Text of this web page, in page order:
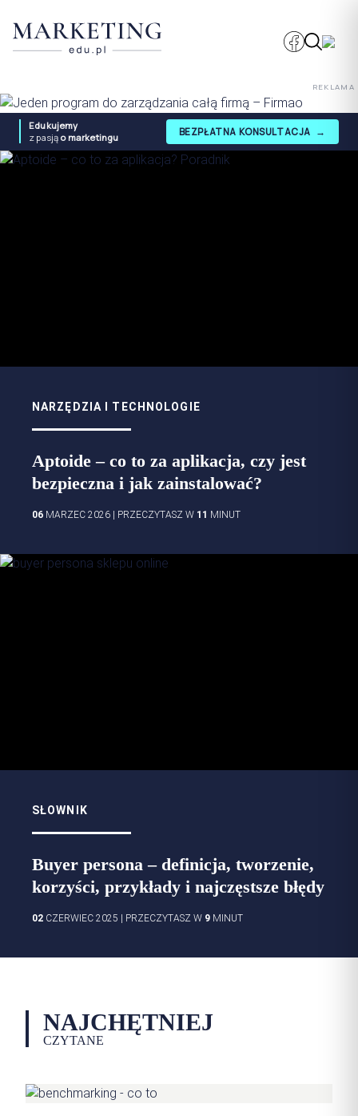
REKLAMA
Edukujemy
z pasją o marketingu BEZPŁATNA KONSULTACJA →
NARZĘDZIA I TECHNOLOGIE
Aptoide – co to za aplikacja, czy jest
bezpieczna i jak zainstalować?
06 MARZEC 2026 | PRZECZYTASZ W 11 MINUT
SŁOWNIK
Buyer persona – definicja, tworzenie,
korzyści, przykłady i najczęstsze błędy
02 CZERWIEC 2025 | PRZECZYTASZ W 9 MINUT
NAJCHĘTNIEJ
CZYTANE